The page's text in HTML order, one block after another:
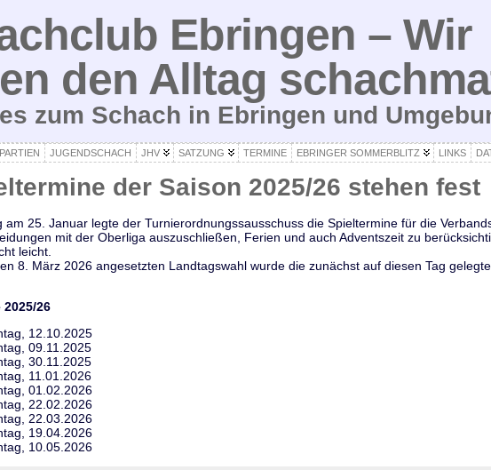
Ebringen – Wir
den Alltag
zum Schach in Ebringen und
PARTIEN JUGENDSCHACH JHV SATZUNG TERMINE EBRINGER SOMMERBLITZ LINKS
der Saison 2025/26 stehen fest
am 25. Januar legte der Turnierordnungssausschuss die Spieltermine für die
mit der Oberliga auszuschließen, Ferien und auch Adventszeit zu
leicht.
8. März 2026 angesetzten Landtagswahl wurde die zunächst auf diesen Tag
26
12.10.2025
09.11.2025
30.11.2025
11.01.2026
01.02.2026
22.02.2026
22.03.2026
19.04.2026
10.05.2026